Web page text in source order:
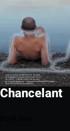
Chancelant